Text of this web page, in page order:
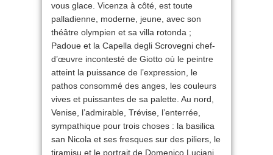
vous glace. Vicenza à côté, est toute
palladienne, moderne, jeune, avec son
théâtre olympien et sa villa rotonda ;
Padoue et la Capella degli Scrovegni chef-
d’œuvre incontesté de Giotto où le peintre
atteint la puissance de l’expression, le
pathos consommé des anges, les couleurs
vives et puissantes de sa palette. Au nord,
Venise, l’admirable, Trévise, l’enterrée,
sympathique pour trois choses : la basilica
san Nicola et ses fresques sur des piliers, le
tiramisu et le portrait de Domenico Luciani